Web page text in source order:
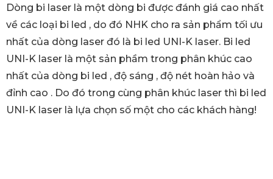
Dòng bi laser là một dòng bi được đánh giá cao nhất
về các loại bi led , do đó NHK cho ra sản phẩm tối ưu
nhất của dòng laser đó là bi led UNI-K laser. Bi led
UNI-K laser là một sản phầm trong phân khúc cao
nhất của dòng bi led , độ sáng , độ nét hoàn hảo và
đỉnh cao . Do đó trong cùng phân khúc laser thì bi led
UNI-K laser là lựa chọn số một cho các khách hàng!